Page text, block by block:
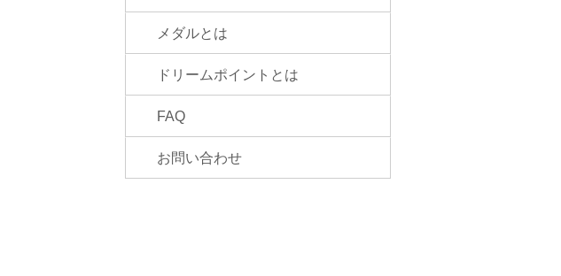
メダルとは
ドリームポイントとは
FAQ
お問い合わせ